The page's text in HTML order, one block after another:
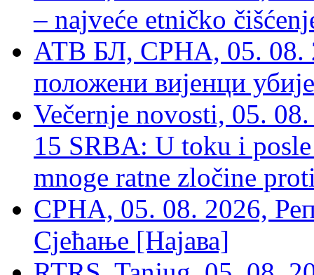
– najveće etničko
АТВ БЛ, СРНА, 05. 08.
положени вијенци
Večernje novosti, 05.
15 SRBA: U toku i
mnoge ratne zločine
СРНА, 05. 08. 2026,
Сјећање [Најава]